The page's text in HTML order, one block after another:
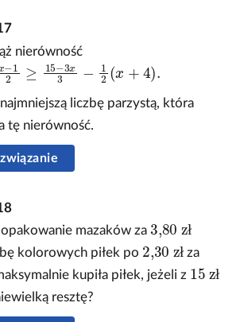
nierówność
12≥ 15 -3x3- + 4
liczbę parzystą, która
tę nierówność.
opakowanie mazaków za
ł
3,80
zł
kolorowych piłek po ł
2,30
zł
za
kupiła piłek, jeżeli z
ł
15
zł
resztę?